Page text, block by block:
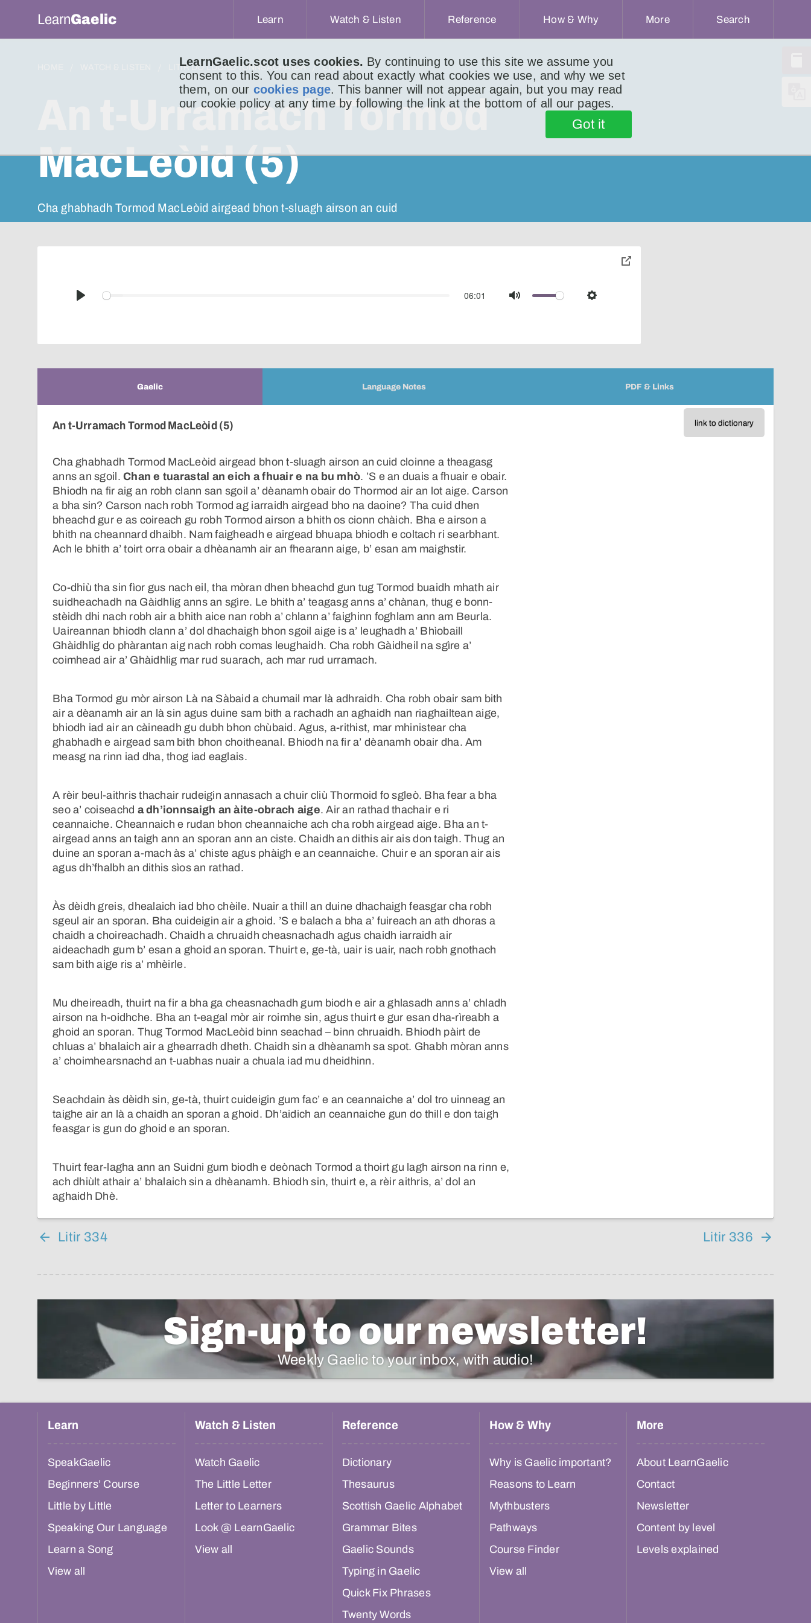
LearnGaelic.scot uses cookies. By continuing to use this site we assume you
consent to this. You can read about exactly what cookies we use, and why we set
them, on our cookies page. This banner will not appear again, but you may read
our cookie policy at any time by following the link at the bottom of all our pages.
Got it
LearnGaelic Learn Watch & Listen Reference How & Why More Search
LITIR DO LUCHD-IONNSACHAIDH LITIR 335
An t-Urramach Tormod
MacLeòid (5)
Cha ghabhadh Tormod MacLeòid airgead bhon t-sluagh airson an cuid
Play
06:01
Mute Settings
toggle
Gaelic Language Notes PDF & Links
link to dictionary
An t-Urramach Tormod MacLeòid (5)
Cha ghabhadh Tormod MacLeòid airgead bhon t-sluagh airson an cuid cloinne a theagasg
anns an sgoil.Chan e tuarastal an eich a fhuair e na bu mhò. ’S e an duais a fhuair e obair.
Bhiodh na fir aig an robh clann san sgoil a’ dèanamh obair do Thormod air an lot aige. Carson
a bha sin? Carson nach robh Tormod ag iarraidh airgead bho na daoine? Tha cuid dhen
bheachd gur e as coireach gu robh Tormod airson a bhith os cionn chàich. Bha e airson a
bhith na cheannard dhaibh. Nam faigheadh e airgead bhuapa bhiodh e coltach ri searbhant.
Ach le bhith a’ toirt orra obair a dhèanamh air an fhearann aige, b’ esan am maighstir.
Co-dhiù tha sin fìor gus nach eil, tha mòran dhen bheachd gun tug Tormod buaidh mhath air
suidheachadh na Gàidhlig anns an sgìre. Le bhith a’ teagasg anns a’ chànan, thug e bonn-
stèidh dhi nach robh air a bhith aice nan robh a’ chlann a’ faighinn foghlam ann am Beurla.
Uaireannan bhiodh clann a’ dol dhachaigh bhon sgoil aige is a’ leughadh a’ Bhìobaill
Ghàidhlig do phàrantan aig nach robh comas leughaidh. Cha robh Gàidheil na sgìre a’
coimhead air a’ Ghàidhlig mar rud suarach, ach mar rud urramach.
Bha Tormod gu mòr airson Là na Sàbaid a chumail mar là adhraidh. Cha robh obair sam bith
air a dèanamh air an là sin agus duine sam bith a rachadh an aghaidh nan riaghailtean aige,
bhiodh iad air an càineadh gu dubh bhon chùbaid. Agus, a-rithist, mar mhinistear cha
ghabhadh e airgead sam bith bhon choitheanal. Bhiodh na fir a’ dèanamh obair dha. Am
measg na rinn iad dha, thog iad eaglais.
A rèir beul-aithris thachair rudeigin annasach a chuir cliù Thormoid fo sgleò. Bha fear a bha
seo a’ coiseachd a dh’ionnsaigh an àite-obrach aige. Air an rathad thachair e ri
ceannaiche. Cheannaich e rudan bhon cheannaiche ach cha robh airgead aige. Bha an t-
airgead anns an taigh ann an sporan ann an ciste. Chaidh an dithis air ais don taigh. Thug an
duine an sporan a-mach às a’ chiste agus phàigh e an ceannaiche. Chuir e an sporan air ais
agus dh’fhalbh an dithis sìos an rathad.
Às dèidh greis, dhealaich iad bho chèile. Nuair a thill an duine dhachaigh feasgar cha robh
sgeul air an sporan. Bha cuideigin air a ghoid. ’S e balach a bha a’ fuireach an ath dhoras a
chaidh a choireachadh. Chaidh a chruaidh cheasnachadh agus chaidh iarraidh air
aideachadh gum b’ esan a ghoid an sporan. Thuirt e, ge-tà, uair is uair, nach robh gnothach
sam bith aige ris a’ mhèirle.
Mu dheireadh, thuirt na fir a bha ga cheasnachadh gum biodh e air a ghlasadh anns a’ chladh
airson na h-oidhche. Bha an t-eagal mòr air roimhe sin, agus thuirt e gur esan dha-rìreabh a
ghoid an sporan. Thug Tormod MacLeòid binn seachad – binn chruaidh. Bhiodh pàirt de
chluas a’ bhalaich air a ghearradh dheth. Chaidh sin a dhèanamh sa spot. Ghabh mòran anns
a’ choimhearsnachd an t-uabhas nuair a chuala iad mu dheidhinn.
Seachdain às dèidh sin, ge-tà, thuirt cuideigin gum fac’ e an ceannaiche a’ dol tro uinneag an
taighe air an là a chaidh an sporan a ghoid. Dh’aidich an ceannaiche gun do thill e don taigh
feasgar is gun do ghoid e an sporan.
Thuirt fear-lagha ann an Suidni gum biodh e deònach Tormod a thoirt gu lagh airson na rinn e,
ach dhiùlt athair a’ bhalaich sin a dhèanamh. Bhiodh sin, thuirt e, a rèir aithris, a’ dol an
aghaidh Dhè.
Litir 334 Litir 336
Sign-up to our newsletter!
Weekly Gaelic to your inbox, with audio!
Learn
SpeakGaelic
Beginners’ Course
Little by Little
Speaking Our Language
Learn a Song
View all
Watch & Listen
Watch Gaelic
The Little Letter
Letter to Learners
Look @ LearnGaelic
View all
Reference
Dictionary
Thesaurus
Scottish Gaelic Alphabet
Grammar Bites
Gaelic Sounds
Typing in Gaelic
Quick Fix Phrases
Twenty Words
How & Why
Why is Gaelic important?
Reasons to Learn
Mythbusters
Pathways
Course Finder
View all
More
About LearnGaelic
Contact
Newsletter
Content by level
Levels explained